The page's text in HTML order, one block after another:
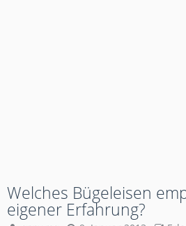
Welches Bügeleisen
eigener Erfahrung?